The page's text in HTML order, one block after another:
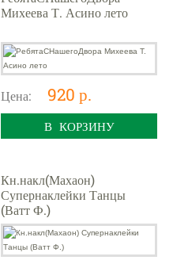
Михеева Т. Асино лето
Цена: 920 р.
В КОРЗИНУ
Кн.накл(Махаон)
Супернаклейки Танцы
(Ватт Ф.)